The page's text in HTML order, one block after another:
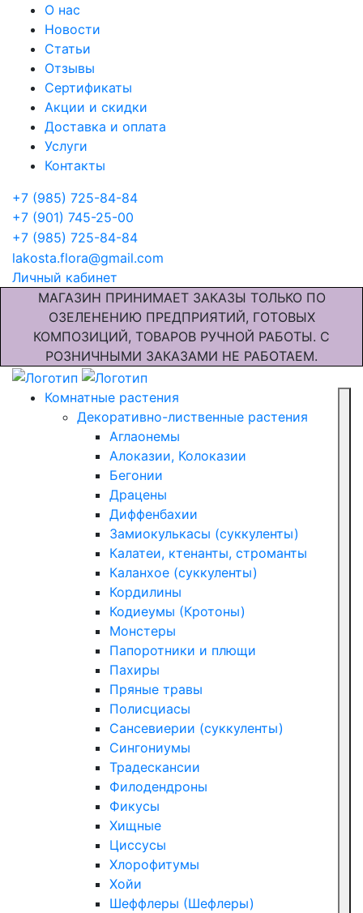
О нас
Новости
Статьи
Отзывы
Сертификаты
Акции и скидки
Доставка и оплата
Услуги
Контакты
+7 (985) 725-84-84
+7 (901) 745-25-00
+7 (985) 725-84-84
lakosta.flora@gmail.com
Личный кабинет
МАГАЗИН ПРИНИМАЕТ ЗАКАЗЫ ТОЛЬКО ПО
ОЗЕЛЕНЕНИЮ ПРЕДПРИЯТИЙ, ГОТОВЫХ
КОМПОЗИЦИЙ, ТОВАРОВ РУЧНОЙ РАБОТЫ. С
РОЗНИЧНЫМИ ЗАКАЗАМИ НЕ РАБОТАЕМ.
Комнатные растения
Декоративно-лиственные растения
Аглаонемы
Алоказии, Колоказии
Бегонии
Драцены
Диффенбахии
Замиокулькасы (суккуленты)
Калатеи, ктенанты, строманты
Каланхое (суккуленты)
Кордилины
Кодиеумы (Кротоны)
Монстеры
Папоротники и плющи
Пахиры
Пряные травы
Полисциасы
Сансевиерии (суккуленты)
Сингониумы
Традескансии
Филодендроны
Фикусы
Хищные
Циссусы
Хлорофитумы
Хойи
Шеффлеры (Шефлеры)